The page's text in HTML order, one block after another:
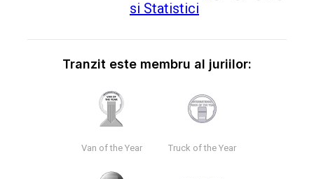
Tranzit este membru al juriilor:
Van of the Year Truck of the Year